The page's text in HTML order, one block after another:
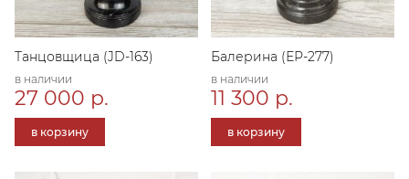
Танцовщица (JD-163)
в наличии
27 000 р.
в корзину
Балерина (ЕР-277)
в наличии
11 300 р.
в корзину